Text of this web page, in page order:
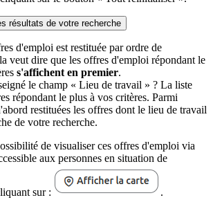
résultats de votre recherche
d'emploi est restituée par ordre de
veut dire que les offres d'emploi répondant le
s'affichent en premier.
le champ « Lieu de travail » ? La liste
répondant le plus à vos critères. Parmi
restituées les offres dont le lieu de travail
de votre recherche.
de visualiser ces offres d'emploi via
aux personnes en situation de
sur :
.